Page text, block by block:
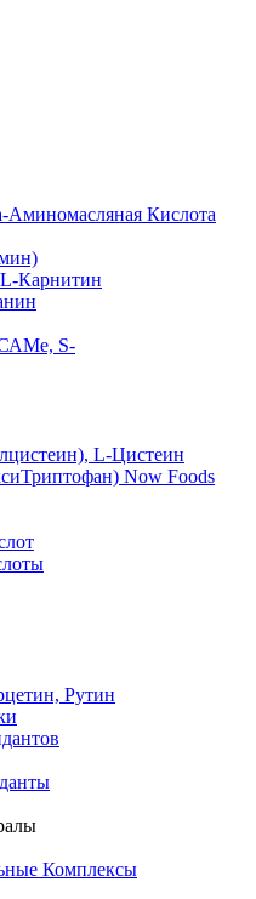
Кислота
Карнитин
S-
L-Цистеин
Now Foods
Рутин
Комплексы